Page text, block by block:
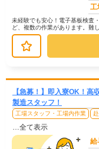
工
未経験でも安心！電子基板検査
ど、複数の作業があります。難
もに活躍中！未経験から始めた
【急募！】即入寮OK！高
製造スタッフ！
工場スタッフ・工場内作業
…全て表示
給